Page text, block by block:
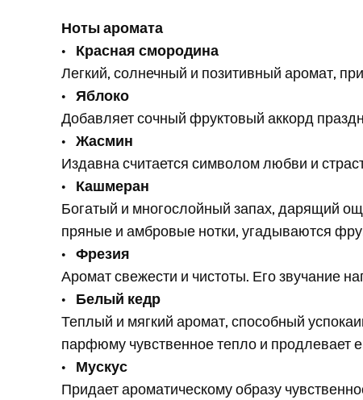
Ноты аромата
• Красная смородина
Легкий, солнечный и позитивный аромат,
• Яблоко
Добавляет сочный фруктовый аккорд
• Жасмин
Издавна считается символом любви и
• Кашмеран
Богатый и многослойный запах, дарящий
пряные и амбровые нотки, угадываются
• Фрезия
Аромат свежести и чистоты. Его звучание
• Белый кедр
Теплый и мягкий аромат, способный
парфюму чувственное тепло и продлевает
• Мускус
Придает ароматическому образу